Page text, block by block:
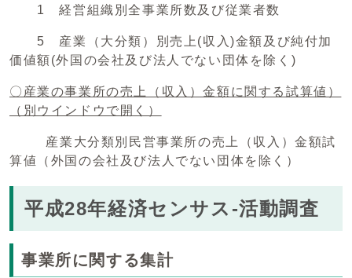
1 経営組織別全事業所数及び従業者数
5 産業（大分類）別売上(収入)金額及び純付加
価値額(外国の会社及び法人でない団体を除く)
〇産業の事業所の売上（収入）金額に関する試算値）
（別ウインドウで開く）
産業大分類別民営事業所の売上（収入）金額試
算値（外国の会社及び法人でない団体を除く）
平成28年経済センサス-活動調査
事業所に関する集計